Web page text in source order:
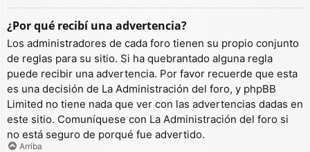
¿Por qué recibí una advertencia?
Los administradores de cada foro tienen su propio conjunto
de reglas para su sitio. Si ha quebrantado alguna regla
puede recibir una advertencia. Por favor recuerde que esta
es una decisión de La Administración del foro, y phpBB
Limited no tiene nada que ver con las advertencias dadas en
este sitio. Comuníquese con La Administración del foro si
no está seguro de porqué fue advertido.
Arriba